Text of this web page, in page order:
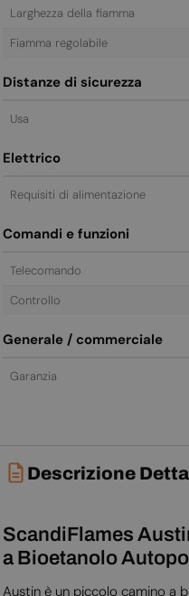
Larghezza della fiamma
Fiamma regolabile
Distanze di sicurezza
Usa
Elettrico
Requisiti di alimentazione
Comandi e funzioni
Telecomando
Controllo
Generale / commerciale
Garanzia
Descrizione
ScandiFlames
a Bioetanolo
Austin è un piccolo camino a